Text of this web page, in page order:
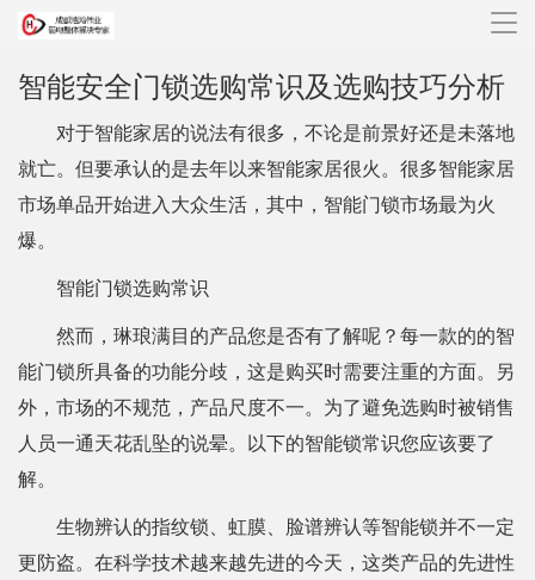
导
智能安全门锁选购常识及选购技巧分析
对于智能家居的说法有很多，不论是前景好还是未落地
就亡。但要承认的是去年以来智能家居很火。很多智能家居
市场单品开始进入大众生活，其中，智能门锁市场最为火
爆。
智能门锁选购常识
然而，琳琅满目的产品您是否有了解呢？每一款的的智
能门锁所具备的功能分歧，这是购买时需要注重的方面。另
外，市场的不规范，产品尺度不一。为了避免选购时被销售
人员一通天花乱坠的说晕。以下的智能锁常识您应该要了
解。
生物辨认的指纹锁、虹膜、脸谱辨认等智能锁并不一定
更防盗。在科学技术越来越先进的今天，这类产品的先进性